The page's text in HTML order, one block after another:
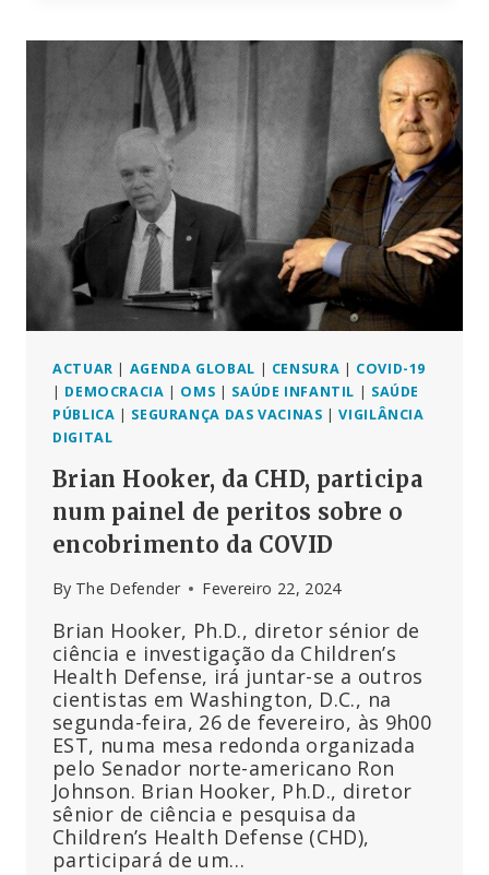
SOBRE
EXCESSO
DE
MORTES
E
PREOCUPAÇÕES
COM
A
SEGURANÇA
DAS
VACINAS
ACTUAR | AGENDA GLOBAL | CENSURA | COVID-19
| DEMOCRACIA | OMS | SAÚDE INFANTIL | SAÚDE
PÚBLICA | SEGURANÇA DAS VACINAS |VIGILÂNCIA
DIGITAL
Brian Hooker, da CHD, participa
num painel de peritos sobre o
encobrimento da COVID
By The Defender Fevereiro 22, 2024
Brian Hooker, Ph.D., diretor sénior de
ciência e investigação da Children’s
Health Defense, irá juntar-se a outros
cientistas em Washington, D.C., na
segunda-feira, 26 de fevereiro, às 9h00
EST, numa mesa redonda organizada
pelo Senador norte-americano Ron
Johnson. Brian Hooker, Ph.D., diretor
sênior de ciência e pesquisa da
Children’s Health Defense (CHD),
participará de um…